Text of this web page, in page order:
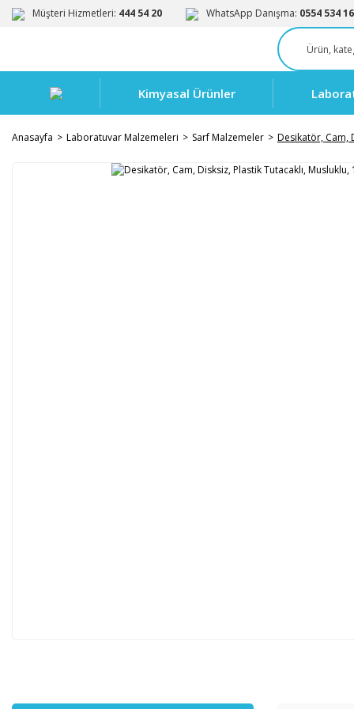
Müşteri Hizmetleri: 444 54 20 WhatsApp Danışma: 0554 534
Kimyasal Ürünler
Anasayfa Laboratuvar Malzemeleri Sarf Malzemeler Desikatör, Cam,